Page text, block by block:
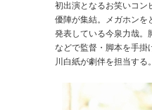
初出演となるお笑いコン
優陣が集結。メガホンを
発表している今泉力哉。
などで監督・脚本を手掛
川白紙が劇伴を担当する。